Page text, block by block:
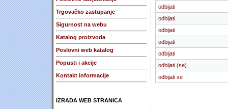
Trgovačko zastupanje
Sigurnost na webu
Katalog proizvoda
Poslovni web katalog
Popusti i akcije
Kontakt informacije
IZRADA WEB STRANICA
odbijati
odbijati
odbijati
odbijati
odbijati
odbijati (se)
odbijati se